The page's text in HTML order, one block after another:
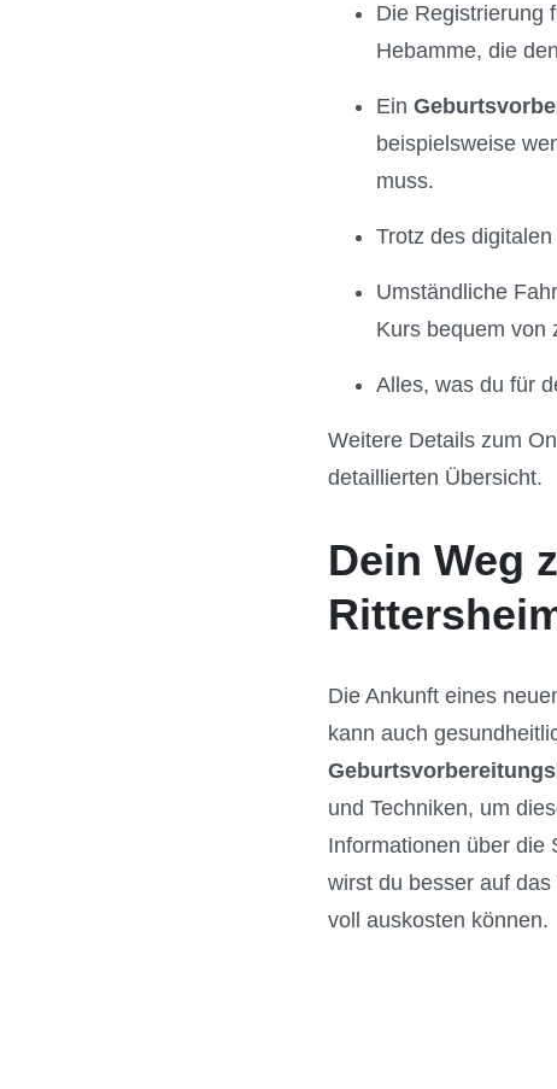
Die Registrierung
Hebamme, die
Ein
beispielsweise
muss.
Trotz des
Umständliche
Kurs bequem von
Alles, was du für
Weitere Details zum
detaillierten Übersicht.
Dein Weg
Die Ankunft eines
kann auch
und Techniken, um
Informationen über die
wirst du besser auf
voll auskosten können.